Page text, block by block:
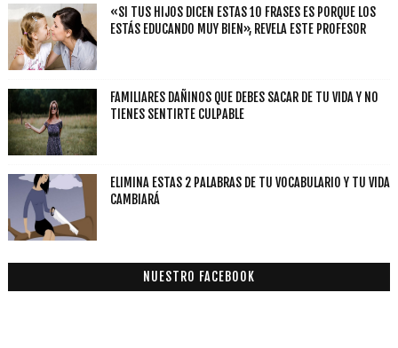
«SI TUS HIJOS DICEN ESTAS 10 FRASES ES PORQUE LOS
ESTÁS EDUCANDO MUY BIEN», REVELA ESTE PROFESOR
FAMILIARES DAÑINOS QUE DEBES SACAR DE TU VIDA Y NO
TIENES SENTIRTE CULPABLE
ELIMINA ESTAS 2 PALABRAS DE TU VOCABULARIO Y TU VIDA
CAMBIARÁ
NUESTRO FACEBOOK